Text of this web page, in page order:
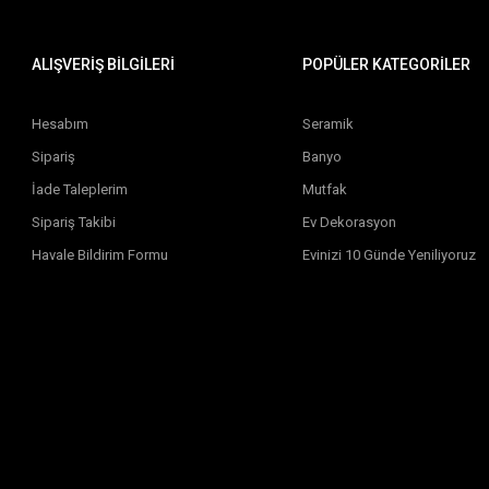
ALIŞVERİŞ BİLGİLERİ
Hesabım
Sipariş
İade Taleplerim
Sipariş Takibi
Havale Bildirim Formu
POPÜLER KATEGORİLER
Seramik
Banyo
Mutfak
Ev Dekorasyon
Evinizi 10 Günde Yeniliyoruz